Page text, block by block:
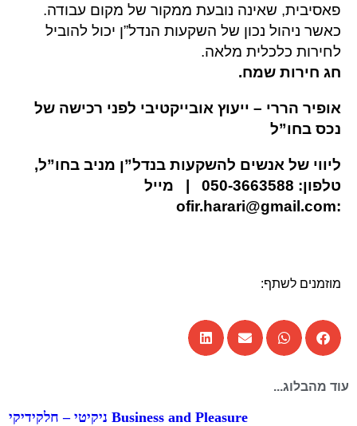
פאסיבית, שאינה נובעת ממקור של מקום עבודה.
כאשר ניהול נכון של השקעות הנדל”ן יכול להוביל
לחירות כלכלית מלאה.
חג חירות שמח.
אופיר הררי – ייעוץ אובייקטיבי לפני רכישה של
נכס בחו”ל
ליווי של אנשים להשקעות בנדל”ן מניב בחו”ל,
טלפון: 050-3663588 |
מייל
:
ofir.harari@gmail.com
מוזמנים לשתף:
עוד מהבלוג...
Business and Pleasure ניקיטי – חלקידיקי